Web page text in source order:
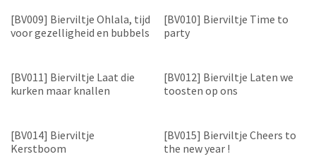
[BV009] Bierviltje Ohlala, tijd
voor gezelligheid en bubbels
[BV010] Bierviltje Time to
party
[BV011] Bierviltje Laat die
kurken maar knallen
[BV012] Bierviltje Laten we
toosten op ons
[BV014] Bierviltje
Kerstboom
[BV015] Bierviltje Cheers to
the new year !